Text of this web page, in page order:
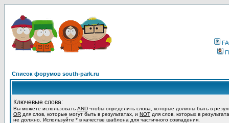
Список форумов south-park.ru
Ключевые слова:
Вы можете использовать AND чтобы определить слова, которые должны быть в
OR для слов, которые могут быть в результатах, и NOT для слов, которых в
не должно. Используйте * в качестве шаблона для частичного совпадения.